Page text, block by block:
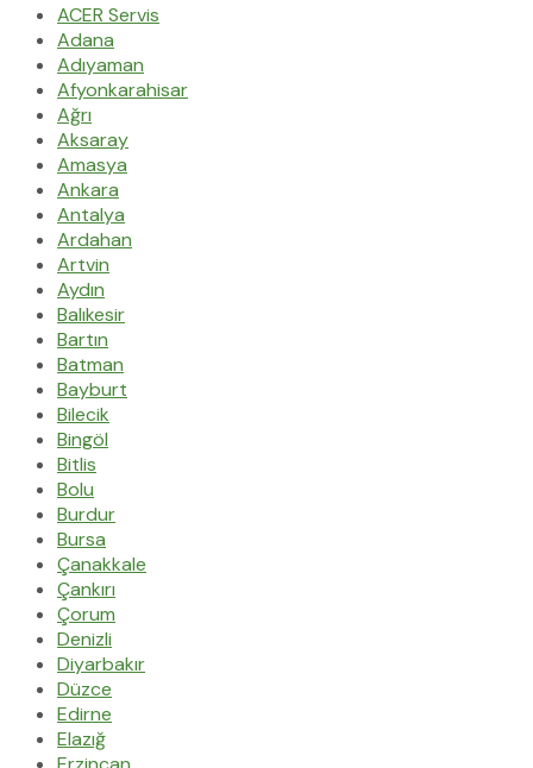
ACER Servis
Adana
Adıyaman
Afyonkarahisar
Ağrı
Aksaray
Amasya
Ankara
Antalya
Ardahan
Artvin
Aydın
Balıkesir
Bartın
Batman
Bayburt
Bilecik
Bingöl
Bitlis
Bolu
Burdur
Bursa
Çanakkale
Çankırı
Çorum
Denizli
Diyarbakır
Düzce
Edirne
Elazığ